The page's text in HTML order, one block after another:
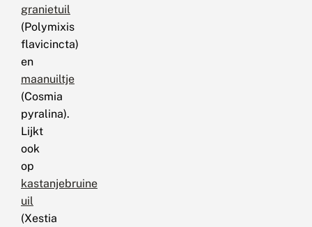
granietuil
(Polymixis
flavicincta)
en
maanuiltje
(Cosmia
pyralina).
Lijkt
ook
op
kastanjebruine
uil
(Xestia